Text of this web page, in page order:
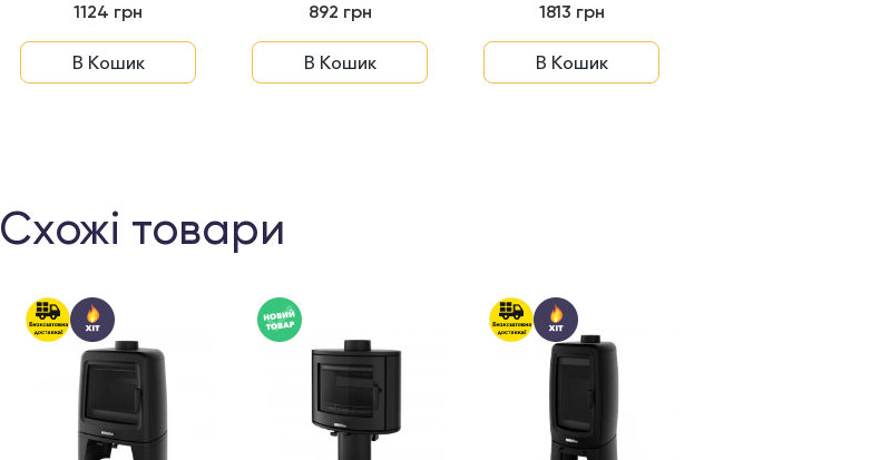
1124 грн
В Кошик
892 грн
В Кошик
1813 грн
В Кошик
Схожі товари